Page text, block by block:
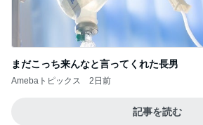
まだこっち来んなと言ってくれた長男
Amebaトピックス 2日前
記事を読む